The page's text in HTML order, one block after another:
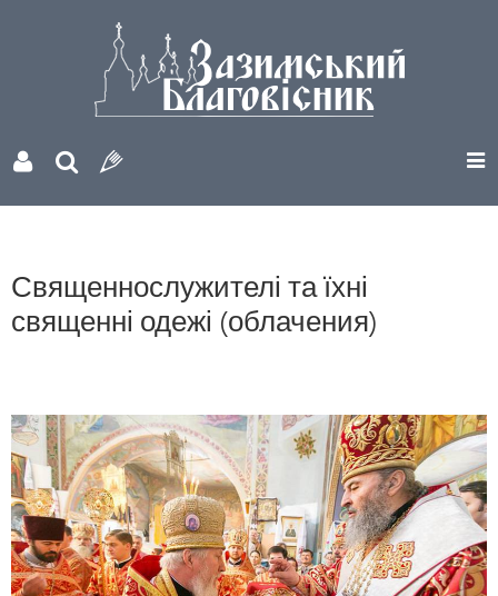
Священнослужителі та їхні
священні одежі (облачения)